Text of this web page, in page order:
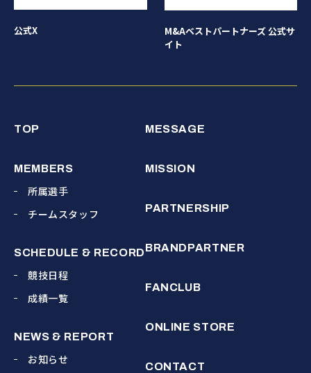
公式X
M&Aベストパートナーズ 公式サ
イト
TOP
MEMBERS
所属選手
チームスタッフ
SCHEDULE & RECORD
競技日程
成績一覧
NEWS & REPORT
お知らせ
MESSAGE
MISSION
PARTNERSHIP
BRANDPARTNER
FANCLUB
ONLINE STORE
CONTACT